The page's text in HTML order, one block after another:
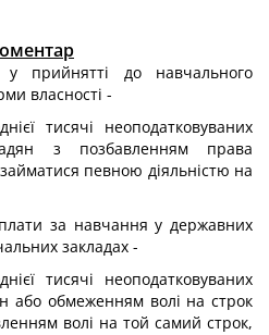
у прийнятті до навчального
власності -
тисячі неоподатковуваних
з позбавленням права
певною ді­яльністю на
за навчання у державних
закладах -
тисячі неоподатковуваних
або обмеженням волі на строк
волі на той самий строк,